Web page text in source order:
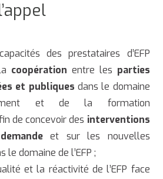
des prestataires d’EFP
coopération entre les parties
et publiques dans le domaine
et de la formation
de concevoir des interventions
et sur les nouvelles
le domaine de l’EFP ;
et la réactivité de l’EFP face